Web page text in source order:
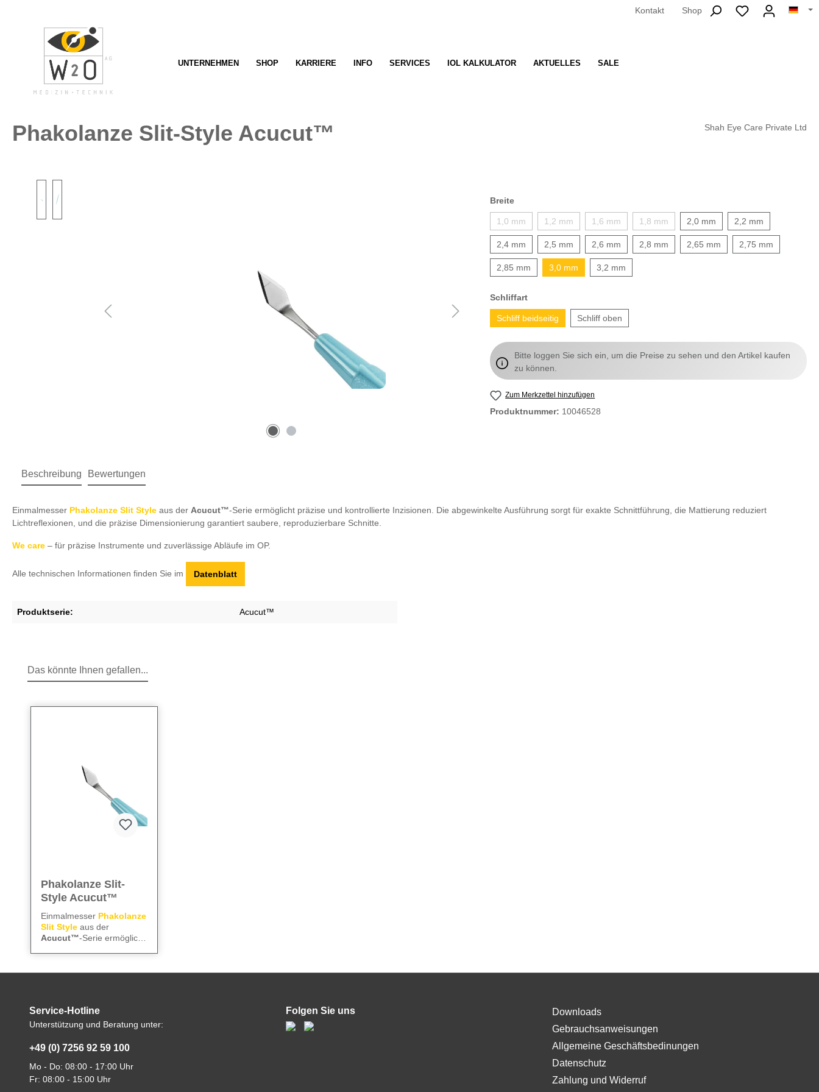
Kontakt Shop
UNTERNEHMEN SHOP KARRIERE INFO SERVICES IOL KALKULATOR AKTUELLES SALE
Phakolanze Slit-Style Acucut™ Shah Eye Care Private Ltd
Breite
1,0 mm 1,2 mm 1,6 mm 1,8 mm 2,0 mm 2,2 mm
2,4 mm 2,5 mm 2,6 mm 2,8 mm 2,65 mm 2,75 mm
2,85 mm 3,0 mm 3,2 mm
Schliffart
Schliff beidseitig Schliff oben
Bitte loggen Sie sich ein, um die Preise zu sehen und den Artikel kaufen
zu können.
Zum Merkzettel hinzufügen
Produktnummer: 10046528
Beschreibung Bewertungen
Einmalmesser Phakolanze Slit Style aus der Acucut™-Serie ermöglicht präzise und kontrollierte Inzisionen. Die abgewinkelte Ausführung sorgt für exakte Schnittführung, die Mattierung reduziert
Lichtreflexionen, und die präzise Dimensionierung garantiert saubere, reproduzierbare Schnitte.
We care – für präzise Instrumente und zuverlässige Abläufe im OP.
Alle technischen Informationen finden Sie im Datenblatt
Produktserie: Acucut™
Das könnte Ihnen gefallen...
Produktgalerie überspringen
Phakolanze Slit-
Style Acucut™
Einmalmesser Phakolanze
Slit Style aus der
Acucut™-Serie ermöglicht
abgewinkelte Ausführung
Lichtreflexionen, und die
präzise Dimensionierung
reproduzierbare Schnitte.
Informationen finden Sie
im
Datenblatt
Service-Hotline
Unterstützung und Beratung unter:
+49 (0) 7256 92 59 100
Mo - Do: 08:00 - 17:00 Uhr
Fr: 08:00 - 15:00 Uhr
Folgen Sie uns
Downloads
Gebrauchsanweisungen
Allgemeine Geschäftsbedinungen
Datenschutz
Zahlung und Widerruf